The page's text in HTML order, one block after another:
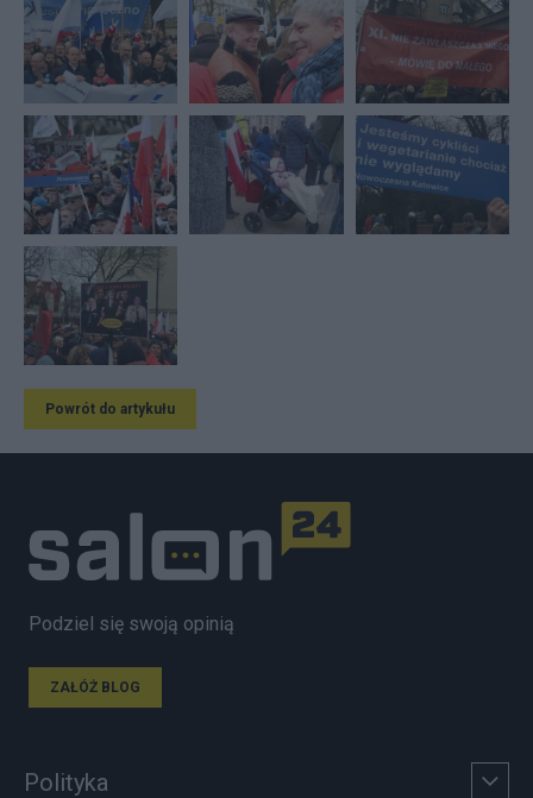
Powrót do artykułu
Podziel się swoją opinią
ZAŁÓŻ BLOG
Polityka